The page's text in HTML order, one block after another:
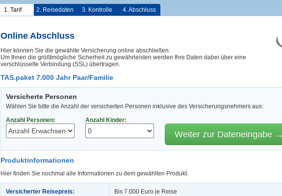
1. Tarif 2. Reisedaten 3. Kontrolle 4. Abschluss
Online Abschluss
Hier können Sie die gewählte Versicherung online abschließen.
Um Ihnen die größtmögliche Sicherheit zu gewährleisten werden Ihre Daten dabei über eine
verschlüsselte Verbindung (SSL) übertragen.
TAS.paket 7.000 Jahr Paar/Familie
Versicherte Personen
Wählen Sie bitte die Anzahl der versicherten Personen inklusive des Versicherungsnehmers aus:
Anzahl Personen:
Anzahl Kinder:
Weiter zur Dateneingabe
Produktinformationen
Hier finden Sie nochmal alle Informationen zu dem gewählten Produkt.
Versicherter Reisepreis: Bis 7.000 Euro je Reise